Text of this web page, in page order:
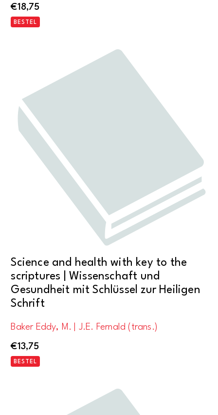
€18,75
BESTEL
Science and health with key to the
scriptures | Wissenschaft und
Gesundheit mit Schlüssel zur Heiligen
Schrift
Baker Eddy, M. | J.E. Fernald (trans.)
€13,75
BESTEL